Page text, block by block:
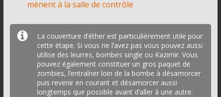
mènent à la salle de contrôle
La couverture d’éther est particulièrement utile pour
cette étape. Si vous ne l’avez pas vous pouvez aussi
utilise des leurres, bombes single ou Kazimir. Vous
pouvez également constituer un gros paquet de
zombies, l’entraîner loin de la bombe à désamorcer
puis revenir en courant et désamorcer aussi
longtemps que possible avant d’aller à une autre.